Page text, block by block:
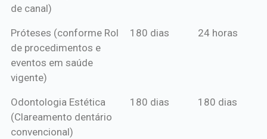
de canal)
Próteses (conforme Rol
de procedimentos e
eventos em saúde
vigente)
180 dias 24 horas
Odontologia Estética
(Clareamento dentário
convencional)
180 dias 180 dias